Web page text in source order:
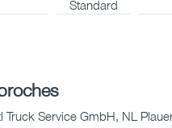
Standard
Truck Service GmbH, NL